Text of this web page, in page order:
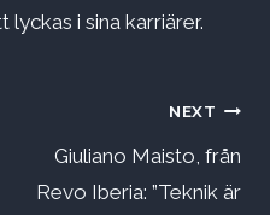
lyckas i sina karriärer.
NEXT
Giuliano Maisto, från
Revo Iberia: ”Teknik är